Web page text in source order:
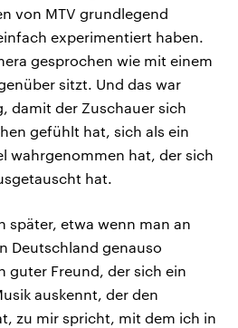
von MTV grundlegend
experimentiert haben.
gesprochen wie mit einem
sitzt. Und das war
damit der Zuschauer sich
gefühlt hat, sich als ein
wahrgenommen hat, der sich
hat.
später, etwa wenn man an
Deutschland genauso
guter Freund, der sich ein
auskennt, der den
zu mir spricht, mit dem ich in